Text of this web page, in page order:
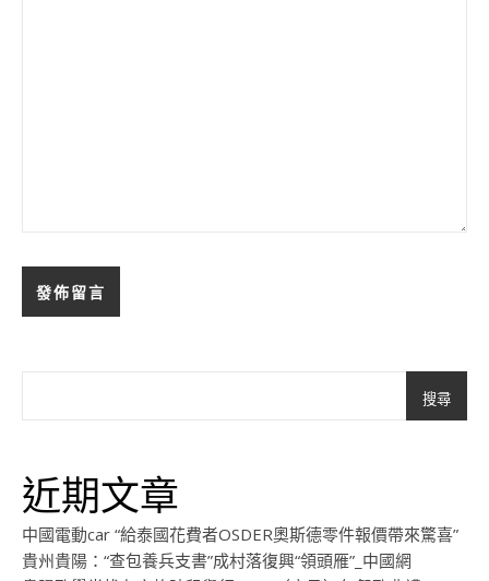
搜尋
近期文章
中國電動car “給泰國花費者OSDER奧斯德零件報價帶來驚喜”
貴州貴陽：“查包養兵支書”成村落復興“領頭雁”_中國網